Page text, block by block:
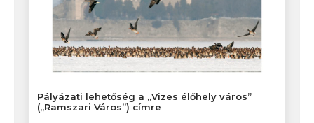
Pályázati lehetőség a „Vizes élőhely város”
(„Ramszari Város”) címre